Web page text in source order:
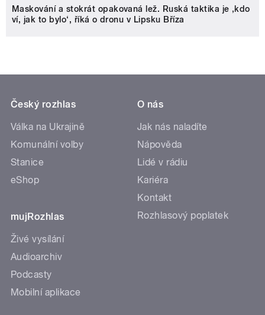
Maskování a stokrát opakovaná lež. Ruská taktika je ‚kdo
ví, jak to bylo‘, říká o dronu v Lipsku Bříza
Český rozhlas
Válka na Ukrajině
Komunální volby
Stanice
eShop
mujRozhlas
Živé vysílání
Audioarchiv
Podcasty
Mobilní aplikace
O nás
Jak nás naladíte
Nápověda
Lidé v rádiu
Kariéra
Kontakt
Rozhlasový poplatek